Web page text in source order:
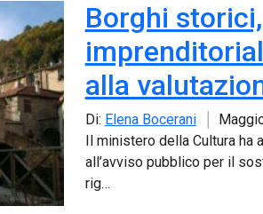
Borghi
alla
Di: Elena Bocerani
Il ministero della Cultura ha
all’avviso pubblico per il
rig…